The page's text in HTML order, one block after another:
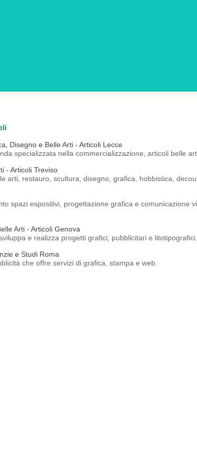
Disegno e Belle Arti - Articoli Lecce
specializzata nella commercializzazione, articoli belle
- Articoli Treviso
arti, restauro, scultura, disegno, grafica, hobbistica,
spazi espositivi, progettazione grafica e comunicazione
Arti - Articoli Genova
e realizza progetti grafici, pubblicitari e litotipografici.
e Studi Roma
che offre servizi di grafica, stampa e web.